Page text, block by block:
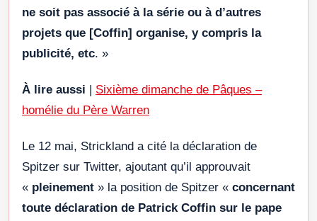
ne soit pas associé à la série ou à d’autres
projets que [Coffin] organise, y compris la
publicité, etc. »
À lire aussi
Sixième dimanche de Pâques –
homélie du Père Warren
Le 12 mai, Strickland a cité la déclaration de
Spitzer sur Twitter, ajoutant qu’il approuvait
« pleinement » la position de Spitzer « concernant
toute déclaration de Patrick Coffin sur le pape